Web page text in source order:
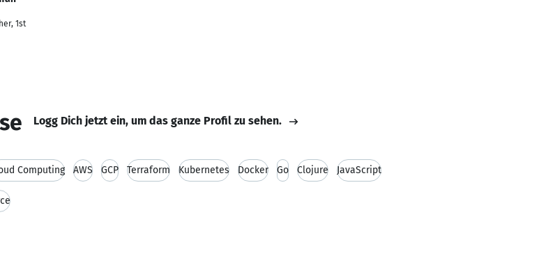
1st
Logg Dich jetzt ein, um das ganze Profil zu sehen.
Computing AWS GCP Terraform Kubernetes Docker Go Clojure JavaScript